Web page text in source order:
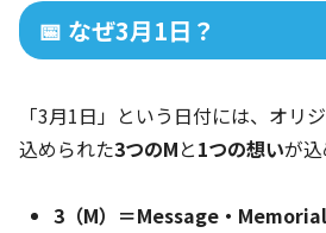
📅 なぜ3月1日？
「3月1日」という日付には、オリ
込められた3つのMと1つの想いが込
3（M）＝Message・